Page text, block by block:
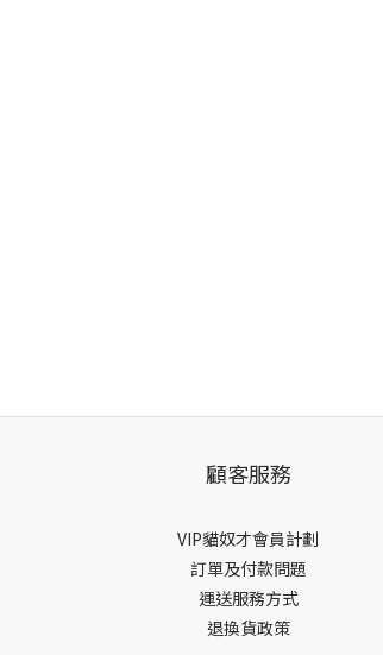
顧客服務
VIP貓奴才會員計劃
訂單及付款問題
運送服務方式
退換貨政策